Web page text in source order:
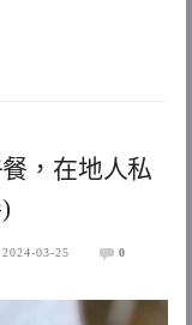
，在地人私
2024-03-25 0